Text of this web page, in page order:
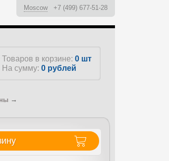
Moscow +7 (499) 677-51-28
Товаров в корзине: 0 шт
На сумму: 0 рублей
→